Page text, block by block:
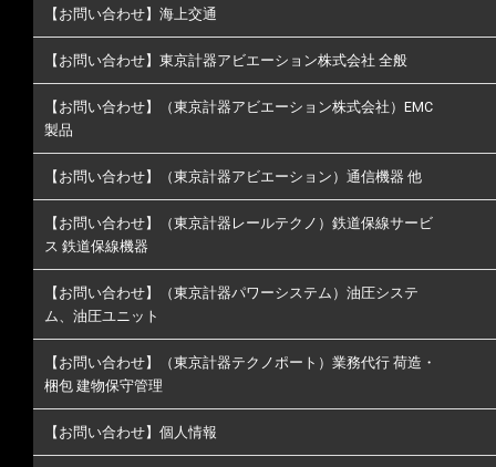
【お問い合わせ】海上交通
【お問い合わせ】東京計器アビエーション株式会社 全般
【お問い合わせ】（東京計器アビエーション株式会社）EMC
製品
【お問い合わせ】（東京計器アビエーション）通信機器 他
【お問い合わせ】（東京計器レールテクノ）鉄道保線サービ
ス 鉄道保線機器
【お問い合わせ】（東京計器パワーシステム）油圧システ
ム、油圧ユニット
【お問い合わせ】（東京計器テクノポート）業務代行 荷造・
梱包 建物保守管理
【お問い合わせ】個人情報